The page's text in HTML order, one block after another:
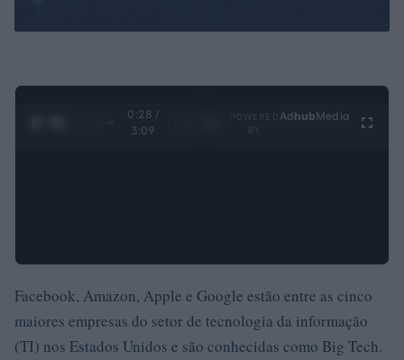
0:28 /
3:09
Ad hubMedia
Facebook, Amazon, Apple e Google estão entre as cinco
maiores empresas do setor de tecnologia da informação
(TI) nos Estados Unidos e são conhecidas como Big Tech.